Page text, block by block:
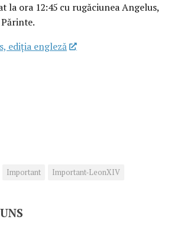
la ora 12:45 cu rugăciunea Angelus,
ediția engleză
Important Important-LeonXIV